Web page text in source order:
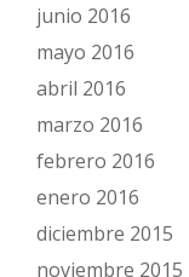
junio 2016
mayo 2016
abril 2016
marzo 2016
febrero 2016
enero 2016
diciembre 2015
noviembre 2015